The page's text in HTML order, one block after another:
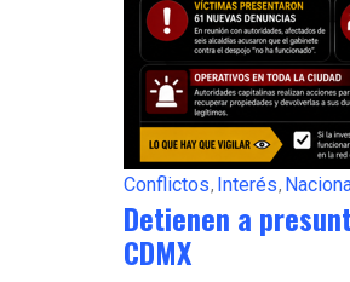
Conflictos Interés
Detienen a
CDMX